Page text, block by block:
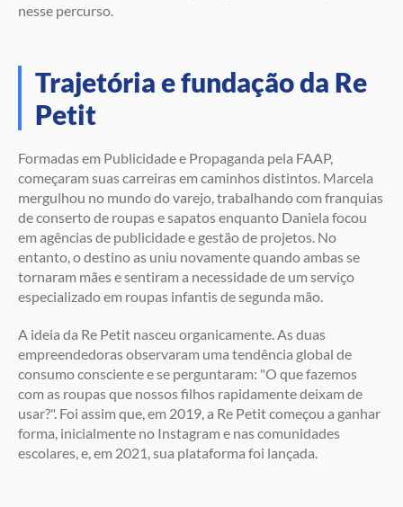
nesse percurso.
Trajetória e fundação da Re
Petit
Formadas em Publicidade e Propaganda pela FAAP,
começaram suas carreiras em caminhos distintos. Marcela
mergulhou no mundo do varejo, trabalhando com franquias
de conserto de roupas e sapatos enquanto Daniela focou
em agências de publicidade e gestão de projetos. No
entanto, o destino as uniu novamente quando ambas se
tornaram mães e sentiram a necessidade de um serviço
especializado em roupas infantis de segunda mão.
A ideia da Re Petit nasceu organicamente. As duas
empreendedoras observaram uma tendência global de
consumo consciente e se perguntaram: "O que fazemos
com as roupas que nossos filhos rapidamente deixam de
usar?". Foi assim que, em 2019, a Re Petit começou a ganhar
forma, inicialmente no Instagram e nas comunidades
escolares, e, em 2021, sua plataforma foi lançada.